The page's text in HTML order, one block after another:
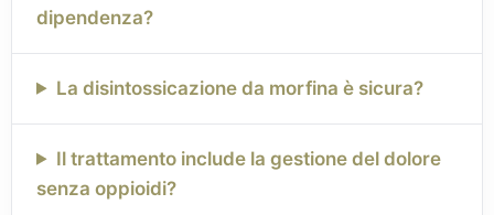
dipendenza?
La disintossicazione da morfina è sicura?
Il trattamento include la gestione del dolore
senza oppioidi?